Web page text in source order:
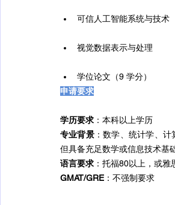
可信人工智能系统与技术
视觉数据表示与处理
学位论文（9 学分）
申请要求
学历要求 ：本科以上学历
专业背景：数学、统计学、计
但具备充足数学或信息技术基
语言要求 ：托福80以上，或雅
GMAT/GRE ：不强制要求